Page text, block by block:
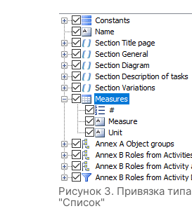
Рисунок 3. Привязка типа
"Список"